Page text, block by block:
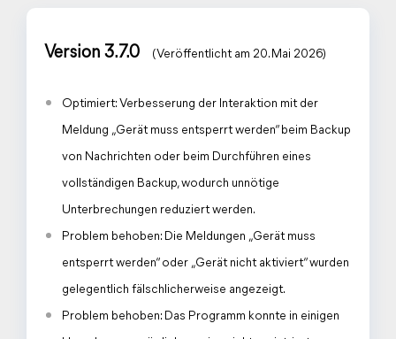
Version 3.7.0 (Veröffentlicht am 20. Mai 2026)
Optimiert: Verbesserung der Interaktion mit der
Meldung „Gerät muss entsperrt werden“ beim Backup
von Nachrichten oder beim Durchführen eines
vollständigen Backup, wodurch unnötige
Unterbrechungen reduziert werden.
Problem behoben: Die Meldungen „Gerät muss
entsperrt werden“ oder „Gerät nicht aktiviert“ wurden
gelegentlich fälschlicherweise angezeigt.
Problem behoben: Das Programm konnte in einigen